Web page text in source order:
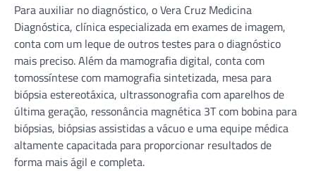
Para auxiliar no diagnóstico, o Vera Cruz Medicina
Diagnóstica, clínica especializada em exames de imagem,
conta com um leque de outros testes para o diagnóstico
mais preciso. Além da mamografia digital, conta com
tomossíntese com mamografia sintetizada, mesa para
biópsia estereotáxica, ultrassonografia com aparelhos de
última geração, ressonância magnética 3T com bobina para
biópsias, biópsias assistidas a vácuo e uma equipe médica
altamente capacitada para proporcionar resultados de
forma mais ágil e completa.